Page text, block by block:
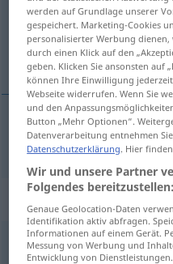
(Für mehr Details die
prevenir
prevenir vorwarnen
Synonyme
warnen,aufzeigen,
werden auf Grundlage unserer
gespeichert. Marketing-Cookies
personalisierter Werbung
durch einen Klick auf den
geben. Klicken Sie ansonsten auf
können Ihre Einwilligung
Webseite widerrufen. Wenn Sie
und den
Button „Mehr Optionen“.
Datenverarbeitung entnehmen
Datenschutzerklärung. Hier
Wir und unsere Partner
Folgendes bereitzustellen:
Genaue Geolocation-Daten
Identifikation aktiv abfragen.
Informationen auf einem Gerät.
Messung von Werbung und
Entwicklung von Dienstleistungen.